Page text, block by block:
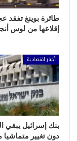
طائرة بوينغ تفقد
إقلاعها من لوس
أخبار اقتصادية
بنك إسرائيل يبقي
دون تغيير متماشيا